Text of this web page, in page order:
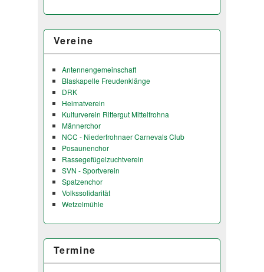
Vereine
Antennengemeinschaft
Blaskapelle Freudenklänge
DRK
Heimatverein
Kulturverein Rittergut Mittelfrohna
Männerchor
NCC - Niederfrohnaer Carnevals Club
Posaunenchor
Rassegefügelzuchtverein
SVN - Sportverein
Spatzenchor
Volkssolidarität
Wetzelmühle
Termine